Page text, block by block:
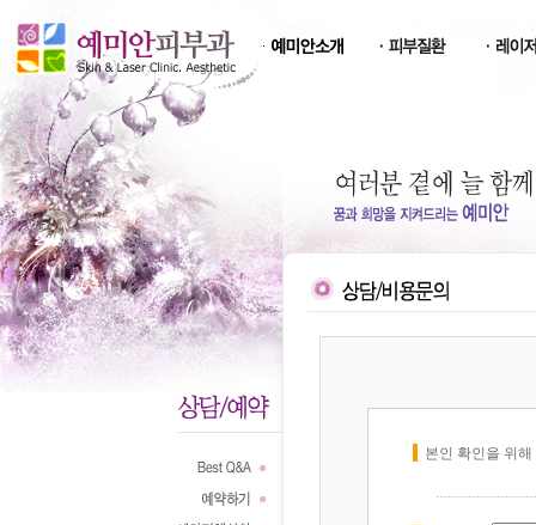
본인 확인을 위